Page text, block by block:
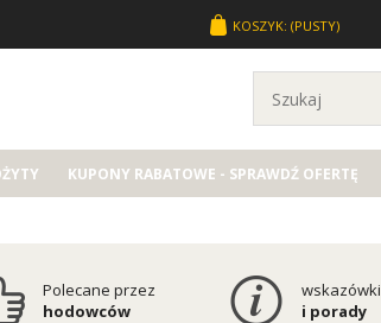
KOSZYK: (PUSTY)
KUPONY RABATOWE - SPRAWDŹ OFERTĘ
Polecane przez
hodowców
wskazówki
i porady